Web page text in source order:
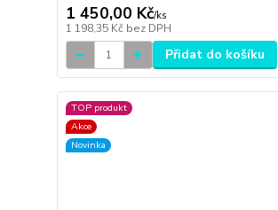
1 450,00 Kč/ks
1 198,35 Kč bez DPH
Přidat do košíku
TOP produkt
Akce
Novinka